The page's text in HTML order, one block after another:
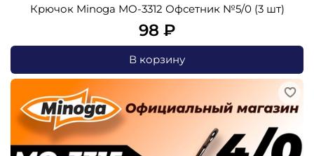
Крючок Minoga MO-3312 Офсетник №5/0 (3 шт)
98 ₽
В корзину